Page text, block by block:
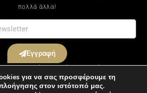
πολλά άλλα!
Εγγραφή
ενημερωτικό μας δελτίο συμφωνείτε με τους
.
για να σας προσφέρουμε τη
πλοήγησης στον ιστότοπό μας.